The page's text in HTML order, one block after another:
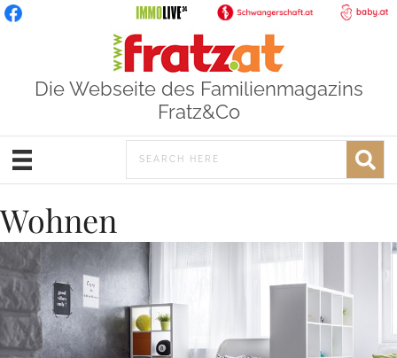
Die Webseite des Familienmagazins
Fratz&Co
Wohnen